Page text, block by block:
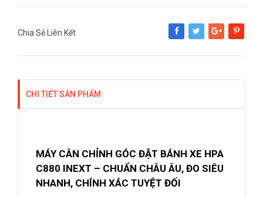
Chia Sẻ Liên Kết
Share Tweet Google+Pinterest
CHI TIẾT SẢN PHẨM
MÁY CÂN CHỈNH GÓC ĐẶT BÁNH XE HPA
C880 INEXT – CHUẨN CHÂU ÂU, ĐO SIÊU
NHANH, CHÍNH XÁC TUYỆT ĐỐI